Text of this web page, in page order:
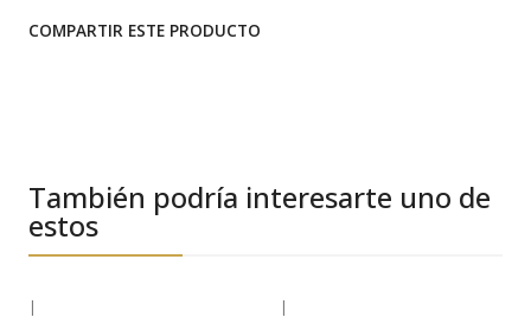
COMPARTIR ESTE PRODUCTO
También podría interesarte uno de
estos
| |